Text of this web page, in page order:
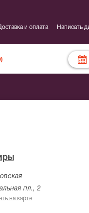
и оплата Написать
)
пл., 2
на карте